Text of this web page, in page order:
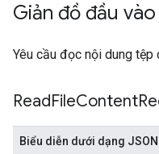
Giản đồ đầu vào
Yêu cầu đọc nội dung tệp
ReadFileContent
Biểu diễn dưới dạng JSON